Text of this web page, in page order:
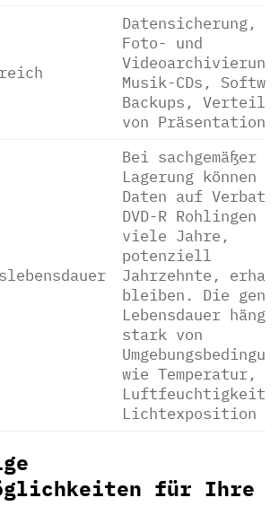
Datensicherung,
Foto- und
Musik-CDs,
Backups,
von
Bei sachgemäßer
Lagerung können
Daten auf
DVD-R Rohlingen
viele Jahre,
potenziell
Jahrzehnte,
bleiben. Die
Lebensdauer hängt
stark von
wie Temperatur,
Luftfeuchtigkeit
Lichtexposition
für Ihre